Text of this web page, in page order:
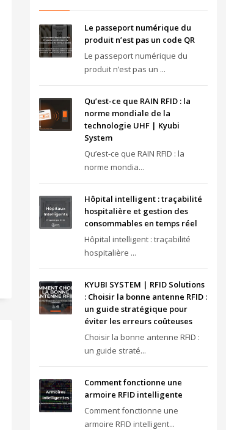
Le passeport numérique du
produit n’est pas un code QR
Le passeport numérique du
produit n’est pas un ...
Qu’est-ce que RAIN RFID : la
norme mondiale de la
technologie UHF | Kyubi
System
Qu’est-ce que RAIN RFID : la
norme mondia...
Hôpital intelligent : traçabilité
hospitalière et gestion des
consommables en temps réel
Hôpital intelligent : traçabilité
hospitalière ...
KYUBI SYSTEM | RFID Solutions
: Choisir la bonne antenne RFID :
un guide stratégique pour
éviter les erreurs coûteuses
Choisir la bonne antenne RFID :
un guide straté...
Comment fonctionne une
armoire RFID intelligente
Comment fonctionne une
armoire RFID intelligent...